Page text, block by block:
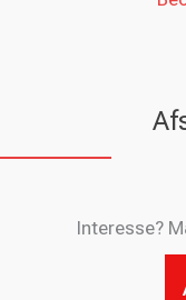
Interesse?